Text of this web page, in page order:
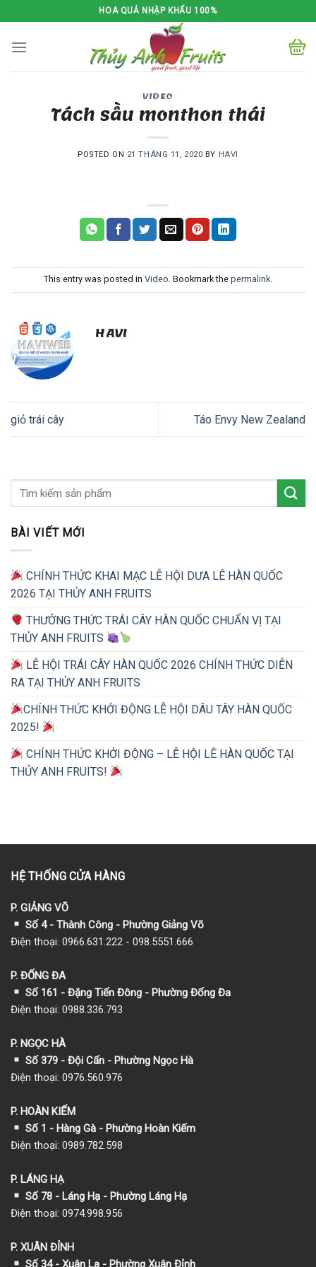
to
content
HOA QUẢ NHẬP KHẨU 100%
VIDEO
Tách sầu monthon thái
POSTED ON 21 THÁNG 11, 2020 BY HAVI
This entry was posted in Video. Bookmark the permalink.
HAVI
giỏ trái cây Táo Envy New Zealand
BÀI VIẾT MỚI
CHÍNH THỨC KHAI MẠC LỄ HỘI DƯA LÊ HÀN QUỐC
2026 TẠI THỦY ANH FRUITS
THƯỞNG THỨC TRÁI CÂY HÀN QUỐC CHUẨN VỊ TẠI
THỦY ANH FRUITS
LỄ HỘI TRÁI CÂY HÀN QUỐC 2026 CHÍNH THỨC DIỄN
RA TẠI THỦY ANH FRUITS
CHÍNH THỨC KHỞI ĐỘNG LỄ HỘI DÂU TÂY HÀN QUỐC
2025!
CHÍNH THỨC KHỞI ĐỘNG – LỄ HỘI LÊ HÀN QUỐC TẠI
THỦY ANH FRUITS!
HỆ THỐNG CỬA HÀNG
P. GIẢNG VÕ
Số 4 - Thành Công - Phường Giảng Võ
Điện thoại: 0966.631.222 - 098.5551.666
P. ĐỐNG ĐA
Số 161 - Đặng Tiến Đông - Phường Đống Đa
Điện thoại: 0988.336.793
P. NGỌC HÀ
Số 379 - Đội Cấn - Phường Ngọc Hà
Điện thoại: 0976.560.976
P. HOÀN KIẾM
Số 1 - Hàng Gà - Phường Hoàn Kiếm
Điện thoại: 0989.782.598
P. LÁNG HẠ
Số 78 - Láng Hạ - Phường Láng Hạ
Điện thoại: 0974.998.956
P. XUÂN ĐỈNH
Số 34 - Xuân La - Phường Xuân Đỉnh